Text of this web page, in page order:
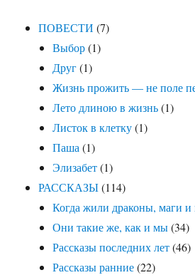
ПОВЕСТИ (7)
Выбор(1)
Друг(1)
Жизнь прожить — не поле
Лето длиною в жизнь(1)
Листок в клетку(1)
Паша(1)
Элизабет(1)
РАССКАЗЫ(114)
Когда жили драконы, маги
Они такие же, как и мы(34)
Рассказы последних лет(46)
Рассказы ранние(22)